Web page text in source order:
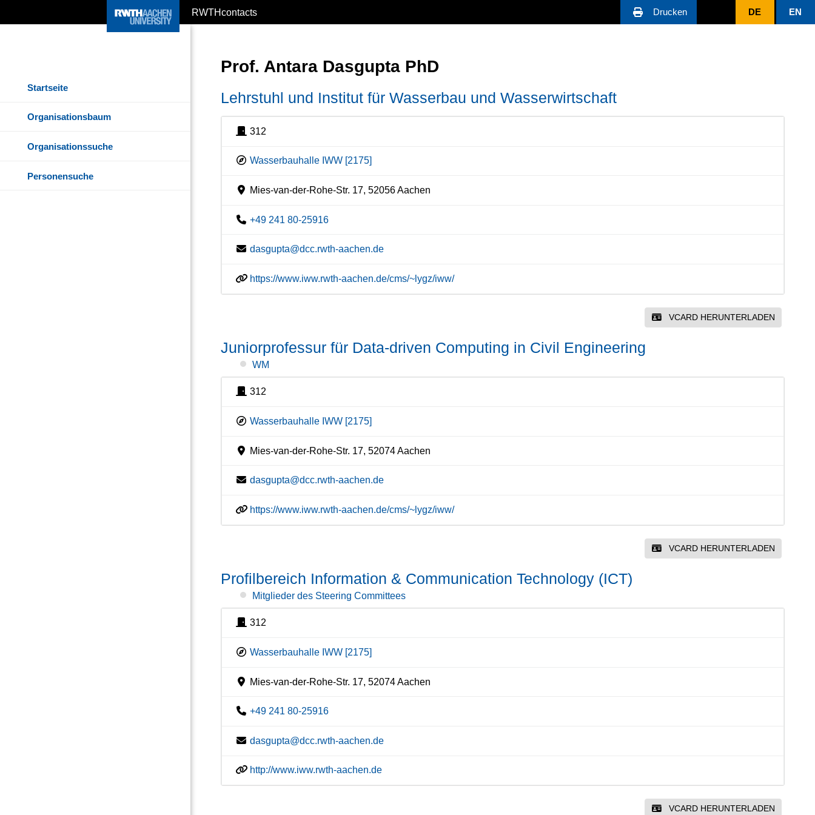
RWTHcontacts Drucken DE EN
Startseite
Organisationsbaum
Organisationssuche
Personensuche
Prof. Antara Dasgupta PhD
Lehrstuhl und Institut für Wasserbau und Wasserwirtschaft
312
Wasserbauhalle IWW [2175]
Mies-van-der-Rohe-Str. 17, 52056 Aachen
+49 241 80-25916
dasgupta@dcc.rwth-aachen.de
https://www.iww.rwth-aachen.de/cms/~lygz/iww/
VCARD HERUNTERLADEN
Juniorprofessur für Data-driven Computing in Civil Engineering
WM
312
Wasserbauhalle IWW [2175]
Mies-van-der-Rohe-Str. 17, 52074 Aachen
dasgupta@dcc.rwth-aachen.de
https://www.iww.rwth-aachen.de/cms/~lygz/iww/
VCARD HERUNTERLADEN
Profilbereich Information & Communication Technology (ICT)
Mitglieder des Steering Committees
312
Wasserbauhalle IWW [2175]
Mies-van-der-Rohe-Str. 17, 52074 Aachen
+49 241 80-25916
dasgupta@dcc.rwth-aachen.de
http://www.iww.rwth-aachen.de
VCARD HERUNTERLADEN